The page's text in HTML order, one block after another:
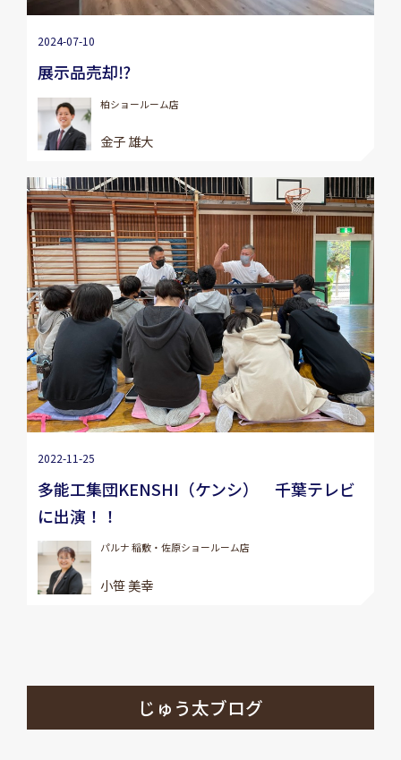
2024-07-10
展示品売却⁉
柏ショールーム店
金子 雄大
2022-11-25
多能工集団KENSHI（ケンシ） 千葉テレビ
に出演！！
パルナ 稲敷・佐原ショールーム店
小笹 美幸
じゅう太ブログ